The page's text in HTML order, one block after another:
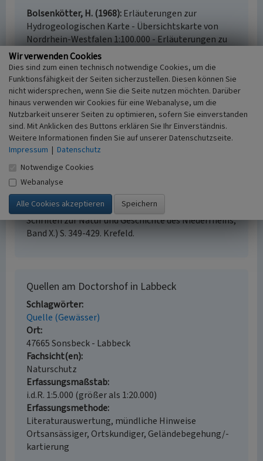
Bolsenkötter, H. (1968) Erläuterungen zur
Hydrogeologischen Karte - Übersichtskarte von
Nordrhein-Westfalen 1:100.000 - Erläuterungen zu
Blatt C 4302 Bocholt. S. 125-179. Krefeld.
Klostermann, Josef / Nordrhein-Westfalen,
Geologisches Landesamt (Hrsg.)
(1989) Erläuterungen zu Blatt 4304 Xanten.
(Geologische Karte von Nordrhein-Westfalen
1:25.000.) Krefeld.
Kronsbein, Stefan (1991) Quellen am unteren linken
Niederrhein - ein natur- und kulturgeschichtlicher
Beitrag. In: Klostermann, Josef; Kronsbein, Stefan;
Rehbein, Hansgeorg (Hrsg.): Natur und Landschaft
am Niederrhein - Naturwissenschaftliche Beiträge.
Festschrift zum 80. Geburtstag von Dr. Hans-
Wilhelm Quitzow, (Niederrheinischer Landeskunde.
Schriften zur Natur und Geschichte des Niederrheins,
Band X.) S. 349-429. Krefeld.
Quellen am Doctorshof in Labbeck
Schlagwörter
Quelle (Gewässer)
Ort
47665 Sonsbeck - Labbeck
Fachsicht(en)
Naturschutz
Erfassungsmaßstab
i.d.R. 1:5.000 (größer als 1:20.000)
Erfassungsmethode
Literaturauswertung, mündliche Hinweise
Ortsansässiger, Ortskundiger, Geländebegehung/-
kartierung
Wir verwenden Cookies
Dies sind zum einen technisch notwendige Cookies, um die
Funktionsfähigkeit der Seiten sicherzustellen. Diesen können Sie
nicht widersprechen, wenn Sie die Seite nutzen möchten. Darüber
hinaus verwenden wir Cookies für eine Webanalyse, um die
Nutzbarkeit unserer Seiten zu optimieren, sofern Sie einverstanden
sind. Mit Anklicken des Buttons erklären Sie Ihr Einverständnis.
Weitere Informationen finden Sie auf unserer Datenschutzseite.
Impressum | Datenschutz
Notwendige Cookies
Webanalyse